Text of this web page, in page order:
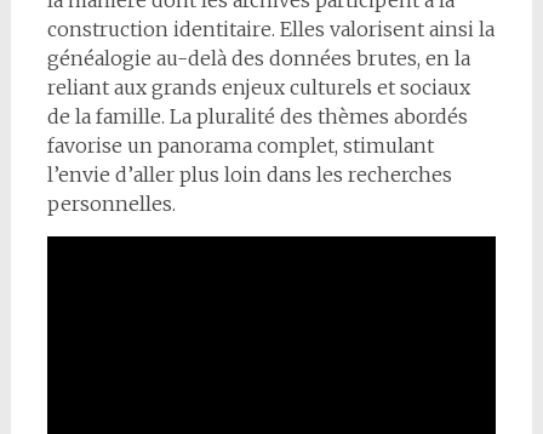
construction identitaire. Elles valorisent ainsi la
généalogie au-delà des données brutes, en la
reliant aux grands enjeux culturels et sociaux
de la famille. La pluralité des thèmes abordés
favorise un panorama complet, stimulant
l’envie d’aller plus loin dans les recherches
personnelles.